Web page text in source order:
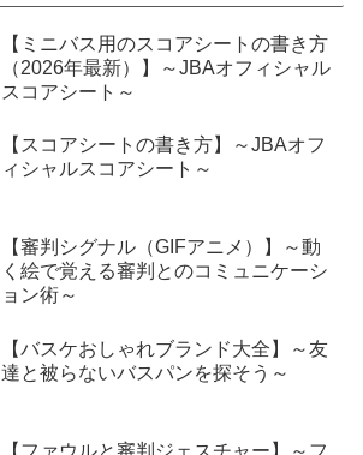
【ミニバス用のスコアシートの書き方
（2026年最新）】～JBAオフィシャル
スコアシート～
【スコアシートの書き方】～JBAオフ
ィシャルスコアシート～
【審判シグナル（GIFアニメ）】～動
く絵で覚える審判とのコミュニケーシ
ョン術～
【バスケおしゃれブランド大全】～友
達と被らないバスパンを探そう～